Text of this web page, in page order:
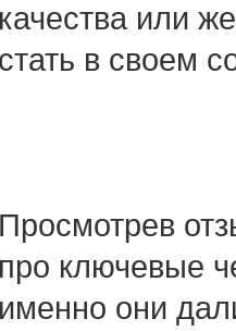
качества или
стать в своем
Просмотрев
про ключевые
именно они